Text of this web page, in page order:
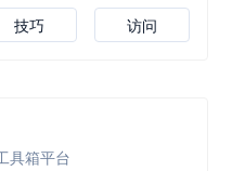
访问
技巧
具箱平台